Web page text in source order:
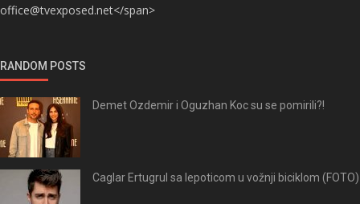
office@tvexposed.net</span>
RANDOM POSTS
Demet Ozdemir i Oguzhan Koc su se pomirili?!
Caglar Ertugrul sa lepoticom u vožnji biciklom (FOTO)